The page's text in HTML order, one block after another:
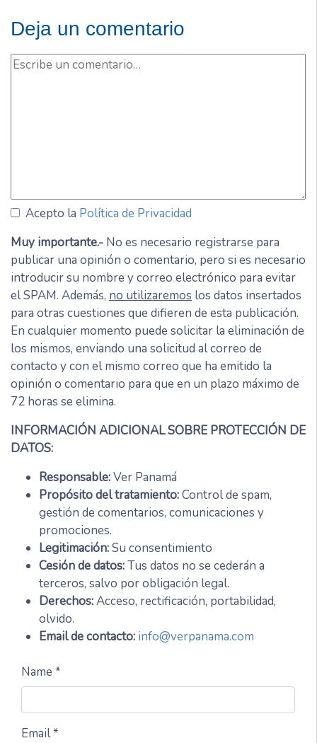
Deja un comentario
Acepto la Política de Privacidad
Muy importante.- No es necesario registrarse para
publicar una opinión o comentario, pero si es necesario
introducir su nombre y correo electrónico para evitar
el SPAM. Además, no utilizaremos los datos insertados
para otras cuestiones que difieren de esta publicación.
En cualquier momento puede solicitar la eliminación de
los mismos, enviando una solicitud al correo de
contacto y con el mismo correo que ha emitido la
opinión o comentario para que en un plazo máximo de
72 horas se elimina.
INFORMACIÓN ADICIONAL SOBRE PROTECCIÓN DE
DATOS:
Responsable:Ver Panamá
Propósito del tratamiento:Control de spam,
gestión de comentarios, comunicaciones y
promociones.
Legitimación:Su consentimiento
Cesión de datos:Tus datos no se cederán a
terceros, salvo por obligación legal.
Derechos:Acceso, rectificación, portabilidad,
olvido.
Email de contacto: info@verpanama.com
Name *
Email *